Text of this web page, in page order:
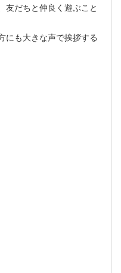
友だちと仲良く遊ぶこと
にも大きな声で挨拶する